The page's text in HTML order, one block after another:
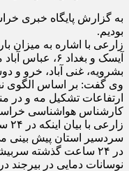
بودیم.
بشرویه، غنی آباد، خرو و دوست آباد ۲، رقه یک میلی متر، قاین، طبس، سرند طبس، حاجی آباد، آبیز، معصوم آباد و
وی گفت: بر اساس الگوی
ارتفاعات تشکیل مه و در
کارشناس هواشناسی
سردسیر استان پیش بینی
در ۲۴ ساعت گذشته سربیشه با حداقل دمای ۳ درجه سلسیوس سردترین و دهسلم با حداکثر دمای ۲۹ درجه سلسیوس گرم‌ترین نقطه استان بوده است.
نوسانات دمایی در بیرجند در روزی که گذشت